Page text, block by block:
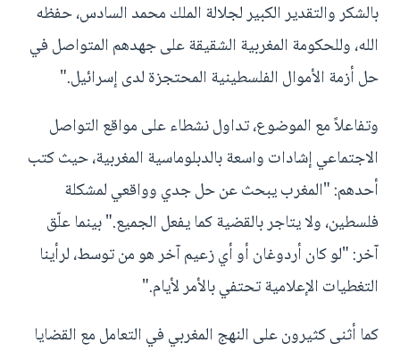
بالشكر والتقدير الكبير لجلالة الملك محمد السادس، حفظه
الله، وللحكومة المغربية الشقيقة على جهدهم المتواصل في
حل أزمة الأموال الفلسطينية المحتجزة لدى إسرائيل."
وتفاعلاً مع الموضوع، تداول نشطاء على مواقع التواصل
الاجتماعي إشادات واسعة بالدبلوماسية المغربية، حيث كتب
أحدهم: "المغرب يبحث عن حل جدي وواقعي لمشكلة
فلسطين، ولا يتاجر بالقضية كما يفعل الجميع." بينما علّق
آخر: "لو كان أردوغان أو أي زعيم آخر هو من توسط، لرأينا
التغطيات الإعلامية تحتفي بالأمر لأيام."
كما أثنى كثيرون على النهج المغربي في التعامل مع القضايا